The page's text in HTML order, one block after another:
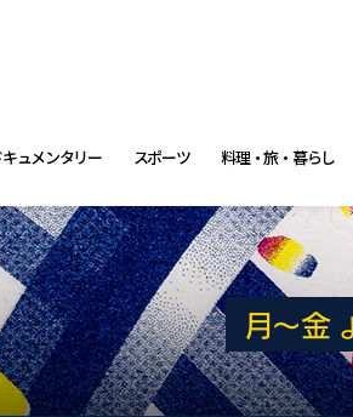
ュメンタリー スポーツ 料理・旅・暮らし